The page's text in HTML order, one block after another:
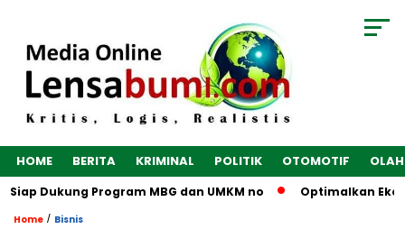
HOME BERITA KRIMINAL POLITIK OTOMOTIF
Program MBG dan UMKM no Optimalkan Ekonomi
Home / Bisnis